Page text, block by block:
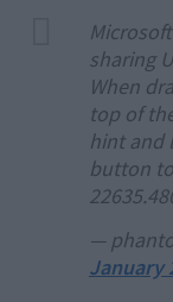
sharing
When
top of
hint and
button
—
January